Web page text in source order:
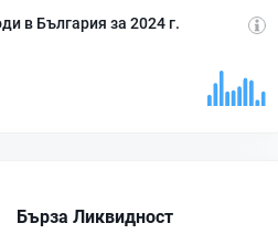
в България за 2024 г.
Бърза Ликвидност